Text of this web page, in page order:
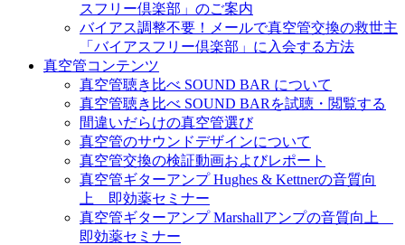
スフリー倶楽部」のご案内
バイアス調整不要！メールで真空管交換の救世主
「バイアスフリー倶楽部」に入会する方法
真空管コンテンツ
真空管聴き比べ SOUND BAR について
真空管聴き比べ SOUND BARを試聴・閲覧する
間違いだらけの真空管選び
真空管のサウンドデザインについて
真空管交換の検証動画およびレポート
真空管ギターアンプ Hughes & Kettnerの音質向
上 即効薬セミナー
真空管ギターアンプ Marshallアンプの音質向上
即効薬セミナー